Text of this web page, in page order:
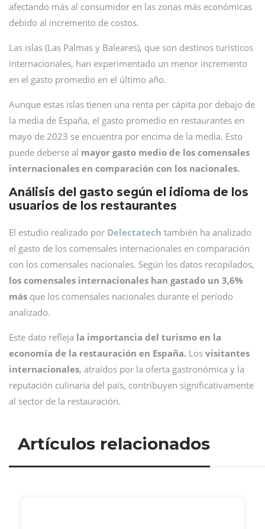
afectando más al consumidor en las zonas más económicas
debido al incremento de costos.
Las islas (Las Palmas y Baleares), que son destinos turísticos
internacionales, han experimentado un menor incremento
en el gasto promedio en el último año.
Aunque estas islas tienen una renta per cápita por debajo de
la media de España, el gasto promedio en restaurantes en
mayo de 2023 se encuentra por encima de la media. Esto
puede deberse al mayor gasto medio de los comensales
internacionales en comparación con los nacionales.
Análisis del gasto según el idioma de los
usuarios de los restaurantes
El estudio realizado por Delectatech también ha analizado
el gasto de los comensales internacionales en comparación
con los comensales nacionales. Según los datos recopilados,
los comensales internacionales han gastado un 3,6%
más que los comensales nacionales durante el período
analizado.
Este dato refleja la importancia del turismo en la
economía de la restauración en España. Los visitantes
internacionales, atraídos por la oferta gastronómica y la
reputación culinaria del país, contribuyen significativamente
al sector de la restauración.
Artículos relacionados